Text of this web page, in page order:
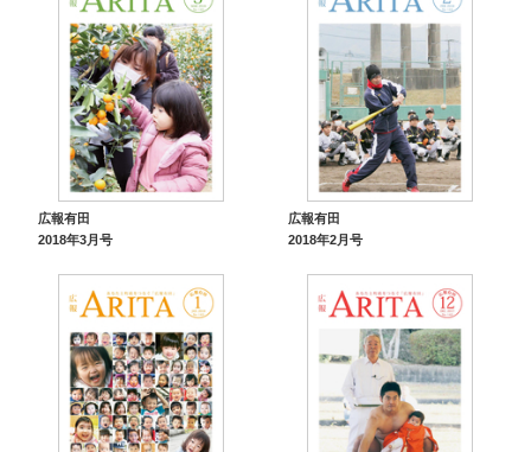
広報有田
2018年3月号
広報有田
2018年2月号